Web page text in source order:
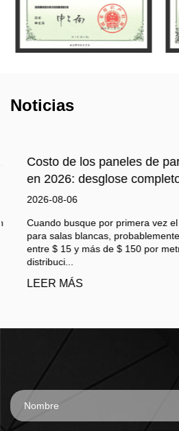
Noticias
Costo de los paneles de
en 2026: desglose completo
2026-08-06
Cuando busque por primera vez el
para salas blancas, probablemente
entre $ 15 y más de $ 150 por metro
distribuci...
LEER MÁS